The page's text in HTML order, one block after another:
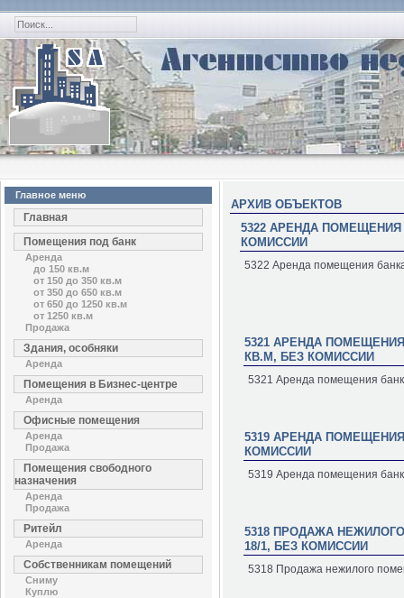
Главное меню
Главная
Помещения под банк
Аренда
до 150 кв.м
от 150 до 350 кв.м
от 350 до 650 кв.м
от 650 до 1250 кв.м
от 1250 кв.м
Продажа
Здания, особняки
Аренда
Помещения в Бизнес-центре
Аренда
Офисные помещения
Аренда
Продажа
Помещения свободного
назначения
Аренда
Продажа
Ритейл
Аренда
Собственникам помещений
Сниму
Куплю
АРХИВ ОБЪЕКТОВ
5322 АРЕНДА
КОМИССИИ
5322 Аренда помещения
5321 АРЕНДА
КВ.М, БЕЗ КОМИССИИ
5321 Аренда помещения
5319 АРЕНДА
КОМИССИИ
5319 Аренда помещения
5318 ПРОДАЖА
18/1, БЕЗ КОМИССИИ
5318 Продажа нежилого